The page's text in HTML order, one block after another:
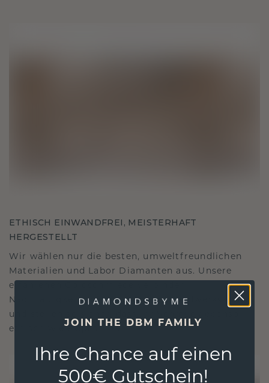
ETHISCH EINWANDFREI, MEISTERHAFT
HERGESTELLT
Wir wählen nur die besten, umweltfreundlichen
Materialien und Labor Diamanten aus. Unsere
erfahrenen Goldschmiede verbinden
Nachhaltigkeit mit beispielloser Handwerkskunst
und stellen so sicher, dass Ihr Schmuck ebenso
ethisch wie exquisit ist.JOIN THE DBM FAMILY
Ihre Chance auf einen
500€ Gutschein!